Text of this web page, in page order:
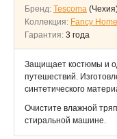
Бренд: Tescoma
Коллекция: Fancy Home
Гарантия: 3 года
Защищает костюмы и
путешествий.
синтетического
Очистите влажной
стиральной машине.